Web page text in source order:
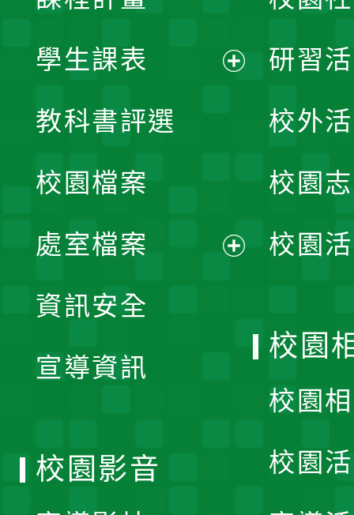
學生課表
單
教科書評選
校園檔案
處室檔案
資訊安全
宣導資訊
研習
校外
校園
校園
校園
校園
校園
校園影音